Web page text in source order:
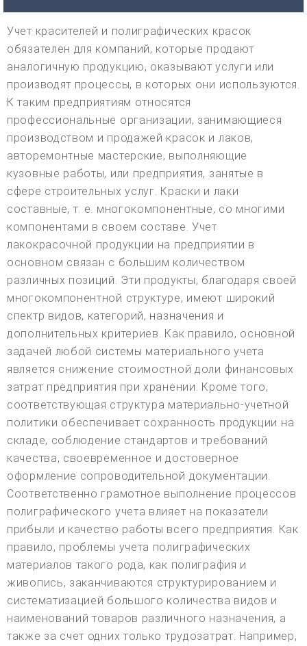
Учет красителей и полиграфических красок
обязателен для компаний, которые продают
аналогичную продукцию, оказывают услуги или
производят процессы, в которых они используются.
К таким предприятиям относятся
профессиональные организации, занимающиеся
производством и продажей красок и лаков,
авторемонтные мастерские, выполняющие
кузовные работы, или предприятия, занятые в
сфере строительных услуг. Краски и лаки
составные, т. е. многокомпонентные, со многими
компонентами в своем составе. Учет
лакокрасочной продукции на предприятии в
основном связан с большим количеством
различных позиций. Эти продукты, благодаря своей
многокомпонентной структуре, имеют широкий
спектр видов, категорий, назначения и
дополнительных критериев. Как правило, основной
задачей любой системы материального учета
является снижение стоимостной доли финансовых
затрат предприятия при хранении. Кроме того,
соответствующая структура материально-учетной
политики обеспечивает сохранность продукции на
складе, соблюдение стандартов и требований
качества, своевременное и достоверное
оформление сопроводительной документации.
Соответственно грамотное выполнение процессов
полиграфического учета влияет на показатели
прибыли и качество работы всего предприятия. Как
правило, проблемы учета полиграфических
материалов такого рода, как полиграфия и
живопись, заканчиваются структурированием и
систематизацией большого количества видов и
наименований товаров различного назначения, а
также за счет одних только трудозатрат. Например,